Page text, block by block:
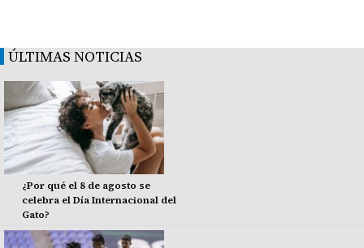
ÚLTIMAS NOTICIAS
¿Por qué el 8 de agosto se
celebra el Día Internacional del
Gato?